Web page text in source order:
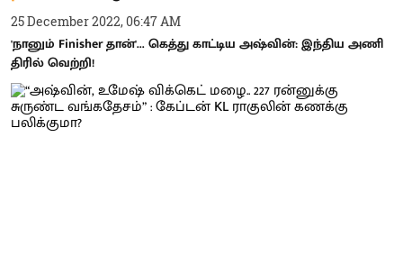
25 December 2022, 06:47 AM
'நானும் Finisher தான்'... கெத்து காட்டிய அஷ்வின்: இந்திய அணி
திரில் வெற்றி!